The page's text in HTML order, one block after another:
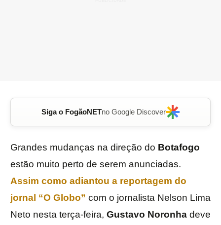
Siga o FogãoNETno Google Discover
Grandes mudanças na direção do Botafogo
estão muito perto de serem anunciadas.
Assim como adiantou a reportagem do
jornal “O Globo” com o jornalista Nelson Lima
Neto nesta terça-feira, Gustavo Noronha deve